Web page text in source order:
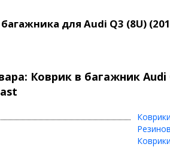
для Audi Q3 (8U)
автомобильный коврик в багажник
Полиуретан
Черный
и вес упаковки: 90х120x2 см, 2.5 кг
Q3 8U 2011-2014
Коврик в багажник Audi